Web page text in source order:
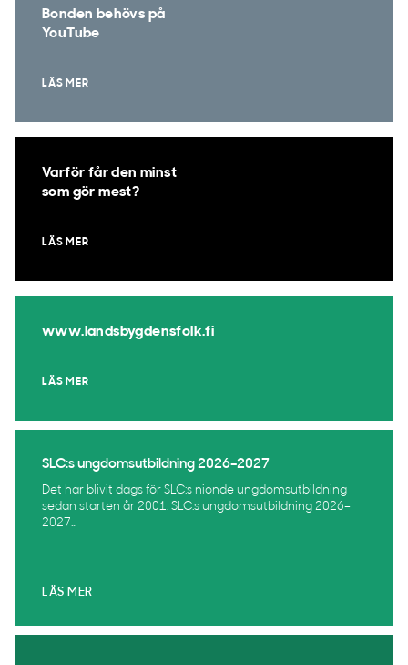
Bonden behövs på
YouTube
LÄS MER
Varför får den minst
som gör mest?
LÄS MER
www.landsbygdensfolk.fi
LÄS MER
SLC:s ungdomsutbildning 2026–2027
Det har blivit dags för SLC:s nionde ungdomsutbildning
sedan starten år 2001. SLC:s ungdomsutbildning 2026–
2027...
LÄS MER